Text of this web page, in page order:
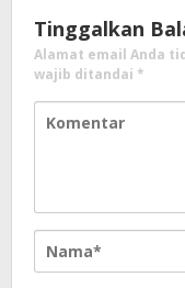
Tinggalkan
Alamat email Anda
wajib ditandai *